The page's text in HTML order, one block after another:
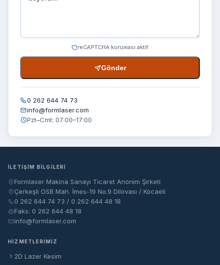
reCAPTCHA koruması aktif.
Gönder
0 262 644 74 73
info@formlaser.com
Pzt–Cmt: 07:00–17:00
İLETIŞIM BILGILERI
Formlaser Makina Sanayi Ticaret Anonim Şirketi
Çerkeşli OSB Mah. İmes-19 No.9 Dilovası / Kocaeli
0 262 644 74 73 / 0 262 644 48 18
Faks: 0 262 644 48 18
info@formlaser.com
HIZMETLERIMIZ
2D Lazer Kesim